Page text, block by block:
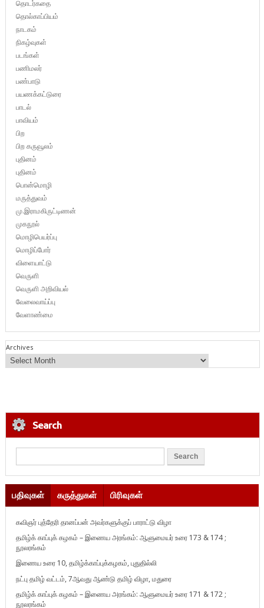
தொடர்கதை
தொல்காப்பியம்
நாடகம்
நிகழ்வுகள்
படங்கள்
பணிமலர்
பண்பாடு
பயணக்கட்டுரை
பாடல்
பாவியம்
பிற
பிற கருவூலம்
புதினம்
புதினம்
பொன்மொழி
மருத்துவம்
மு.இராமகிருட்டிணன்
முகநூல்
மொழிபெயர்ப்பு
மொழிப்போர்
விளையாட்டு
வெருளி
வெருளி அறிவியல்
வேலைவாய்ப்பு
வேளாண்மை
Archives
Search
பதிவுகள் கருத்துகள் பிரிவுகள்
கவிஞர் புத்தேரி தானப்பன் அவர்களுக்குப் பாராட்டு விழா
தமிழ்க் காப்புக் கழகம் – இணைய அரங்கம்: ஆளுமையர் உரை 173 & 174 ;
நூலரங்கம்
இணைய உரை 10, தமிழ்க்காப்புக்கழகம், புதுதில்லி
நட்பு தமிழ் வட்டம், 7ஆவது ஆண்டு தமிழ் விழா, மதுரை
தமிழ்க் காப்புக் கழகம் – இணைய அரங்கம்: ஆளுமையர் உரை 171 & 172 ;
நூலரங்கம்